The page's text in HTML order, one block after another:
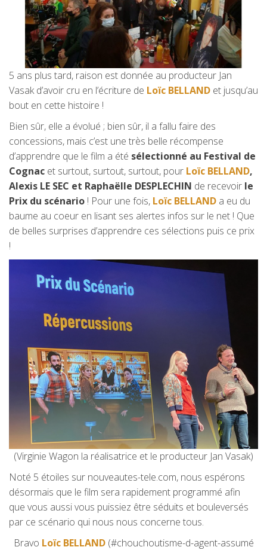
5 ans plus tard, raison est donnée au producteur Jan
Vasak d’avoir cru en l’écriture de Loïc BELLAND et jusqu’au
bout en cette histoire !
Bien sûr, elle a évolué ; bien sûr, il a fallu faire des
concessions, mais c’est une très belle récompense
d’apprendre que le film a été sélectionné au Festival de
Cognac et surtout, surtout, surtout, pour Loïc BELLAND,
Alexis LE SEC et Raphaëlle DESPLECHIN de recevoir le
Prix du scénario ! Pour une fois, Loïc BELLAND a eu du
baume au coeur en lisant ses alertes infos sur le net ! Que
de belles surprises d’apprendre ces sélections puis ce prix
!
(Virginie Wagon la réalisatrice et le producteur Jan Vasak)
Noté 5 étoiles sur nouveautes-tele.com, nous espérons
désormais que le film sera rapidement programmé afin
que vous aussi vous puissiez être séduits et bouleversés
par ce scénario qui nous nous concerne tous.
Bravo Loïc BELLAND(#chouchoutisme-d-agent-assumé